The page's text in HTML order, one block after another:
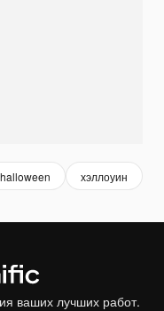
halloween хэллоуин
ваших лучших работ.